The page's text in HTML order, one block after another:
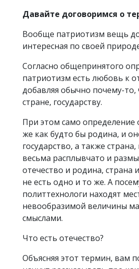
Давайте договоримся о
Вообще патриотизм вещь
интересная по своей
Согласно общепринятого
патриотизм есть любовь к
добавляя обычно почему-то,
стране, государству.
При этом само определение
же как будто бы родина, и
государство, а также
весьма расплывчато и
отечество и родина, страна
не есть одно и то же. А
политтехнологи находят
невообразимой величины
смыслами.
Что есть отечество?
Объясняя этот термин, вам